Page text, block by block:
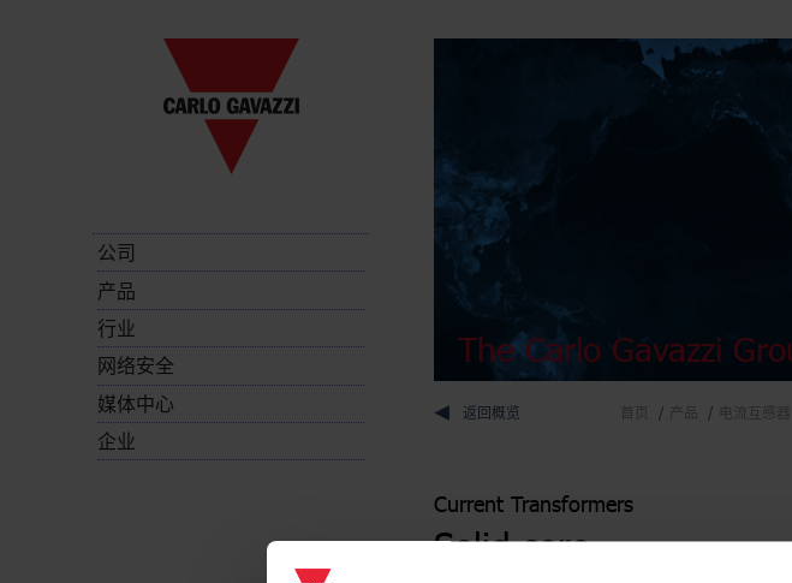
公司
产品
行业
网络安全
媒体中心
企业
The Carlo Gavazzi
返回概览 首页 产品 电流互感器
Current Transformers
Solid core